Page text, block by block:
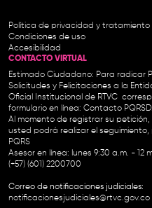
Política de privacidad y
Condiciones de uso
Accesibilidad
CONTACTO VIRTUAL
Estimado Ciudadano: Para radicar
Solicitudes y Felicitaciones a la
Oficial Institucional de RTVC
formulario en línea: Contacto PQRSD.
Al momento de registrar su
usted podrá realizar el seguimiento,
PQRS
Asesor en línea: lunes 9:30 a.m. - 12
(+57) (601) 2200700
Correo de notificaciones judiciales:
notificacionesjudiciales@rtvc.gov.co